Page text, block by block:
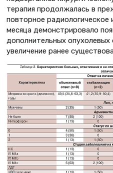
терапия продолжалась в
повторное радиологическое
месяца демонстрировало
дополнительных опухолевых
увеличение ранее